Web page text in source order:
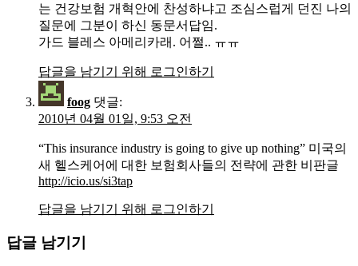
는 건강보험 개혁안에 찬성하냐고 조심스럽게 던진 나의
질문에 그분이 하신 동문서답임.
가드 블레스 아메리카래. 어쩔.. ㅠㅠ
답글을 남기기 위해 로그인하기
foog 댓글:
2010년 04월 01일, 9:53 오전
“This insurance industry is going to give up nothing” 미국의
새 헬스케어에 대한 보험회사들의 전략에 관한 비판글
http://icio.us/si3tap
답글을 남기기 위해 로그인하기
답글 남기기